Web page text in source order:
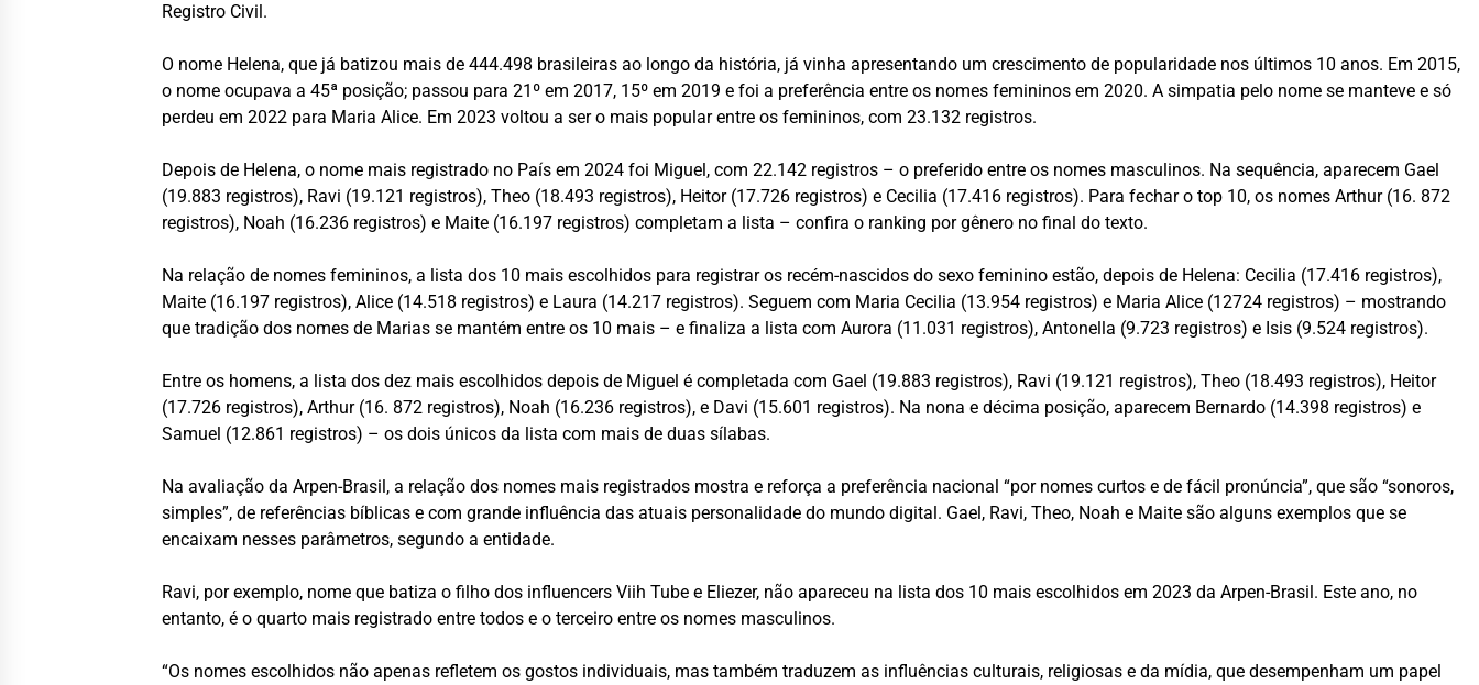
Registro Civil.
O nome Helena, que já batizou mais de 444.498 brasileiras ao longo da história, já vinha apresentando um crescimento de popularidade nos últimos 10 anos. Em 2015,
o nome ocupava a 45ª posição; passou para 21º em 2017, 15º em 2019 e foi a preferência entre os nomes femininos em 2020. A simpatia pelo nome se manteve e só
perdeu em 2022 para Maria Alice. Em 2023 voltou a ser o mais popular entre os femininos, com 23.132 registros.
Depois de Helena, o nome mais registrado no País em 2024 foi Miguel, com 22.142 registros – o preferido entre os nomes masculinos. Na sequência, aparecem Gael
(19.883 registros), Ravi (19.121 registros), Theo (18.493 registros), Heitor (17.726 registros) e Cecilia (17.416 registros). Para fechar o top 10, os nomes Arthur (16. 872
registros), Noah (16.236 registros) e Maite (16.197 registros) completam a lista – confira o ranking por gênero no final do texto.
Na relação de nomes femininos, a lista dos 10 mais escolhidos para registrar os recém-nascidos do sexo feminino estão, depois de Helena: Cecilia (17.416 registros),
Maite (16.197 registros), Alice (14.518 registros) e Laura (14.217 registros). Seguem com Maria Cecilia (13.954 registros) e Maria Alice (12724 registros) – mostrando
que tradição dos nomes de Marias se mantém entre os 10 mais – e finaliza a lista com Aurora (11.031 registros), Antonella (9.723 registros) e Isis (9.524 registros).
Entre os homens, a lista dos dez mais escolhidos depois de Miguel é completada com Gael (19.883 registros), Ravi (19.121 registros), Theo (18.493 registros), Heitor
(17.726 registros), Arthur (16. 872 registros), Noah (16.236 registros), e Davi (15.601 registros). Na nona e décima posição, aparecem Bernardo (14.398 registros) e
Samuel (12.861 registros) – os dois únicos da lista com mais de duas sílabas.
Na avaliação da Arpen-Brasil, a relação dos nomes mais registrados mostra e reforça a preferência nacional “por nomes curtos e de fácil pronúncia”, que são “sonoros,
simples”, de referências bíblicas e com grande influência das atuais personalidade do mundo digital. Gael, Ravi, Theo, Noah e Maite são alguns exemplos que se
encaixam nesses parâmetros, segundo a entidade.
Ravi, por exemplo, nome que batiza o filho dos influencers Viih Tube e Eliezer, não apareceu na lista dos 10 mais escolhidos em 2023 da Arpen-Brasil. Este ano, no
entanto, é o quarto mais registrado entre todos e o terceiro entre os nomes masculinos.
“Os nomes escolhidos não apenas refletem os gostos individuais, mas também traduzem as influências culturais, religiosas e da mídia, que desempenham um papel